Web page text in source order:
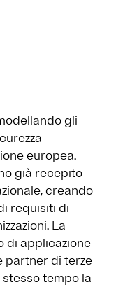
gli
europea.
già recepito
creando
requisiti di
La
di applicazione
partner di terze
tempo la